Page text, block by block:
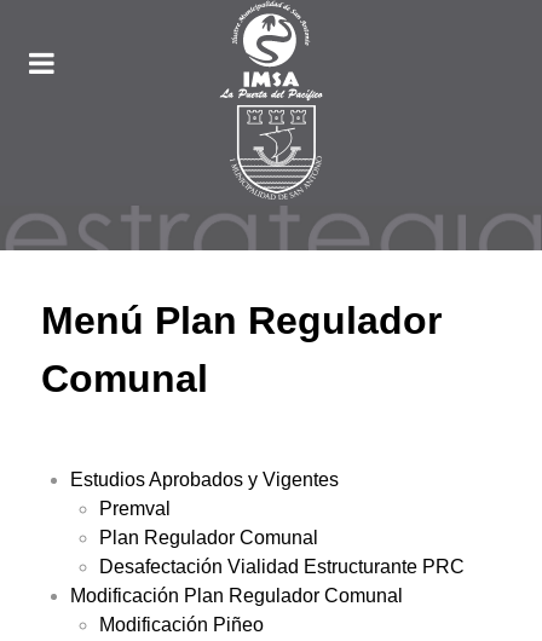
Menú Plan Regulador
Comunal
Estudios Aprobados y Vigentes
Premval
Plan Regulador Comunal
Desafectación Vialidad Estructurante PRC
Modificación Plan Regulador Comunal
Modificación Piñeo